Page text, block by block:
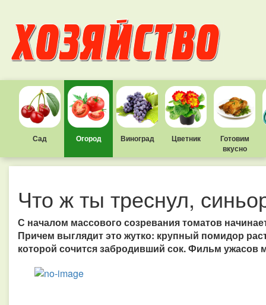
Сад Огород Виноград Цветник
Готовим
вкусно
Что ж ты треснул,
С началом массового созревания томатов
Причем выглядит это жутко: крупный помидор
которой сочится забродивший сок. Фильм ужасов